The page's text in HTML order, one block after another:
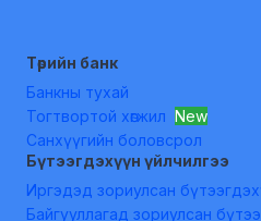
Төрийн банк
Банкны тухай
Тогтвортой хөгжил New
Санхүүгийн боловсрол
Бүтээгдэхүүн үйлчилгээ
Иргэдэд зориулсан
Байгууллагад зориулсан